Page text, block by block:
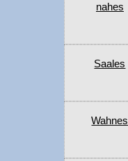
nahes
Saales
Wahnes